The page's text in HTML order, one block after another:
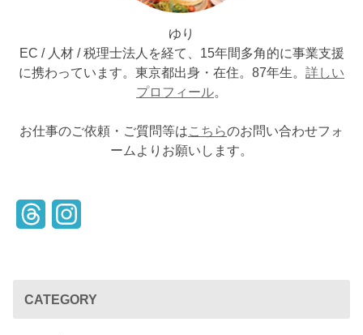
ゆり
EC / 人材 / 税理士法人を経て、15年間多角的に事業支援
に携わっています。東京都出身・在住。87年生。 詳しい
プロフィール。
お仕事のご依頼・ご質問等はこちらのお問い合わせフォ
ームよりお願いします。
e t
CATEGORY